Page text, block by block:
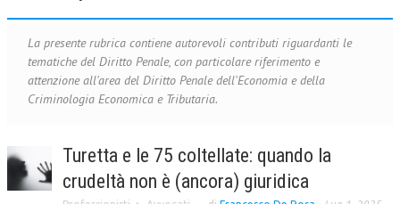
CONTATTI
CENTRO STUDI
ATTO COSTITUTIVO E STATUTO
ORGANIZZAZIONE
La presente rubrica contiene autorevoli contributi riguardanti le
tematiche del Diritto Penale, con particolare riferimento e
attenzione all'area del Diritto Penale dell'Economia e della
Criminologia Economica e Tributaria.
Turetta e le 75 coltellate: quando la
crudeltà non è (ancora) giuridica